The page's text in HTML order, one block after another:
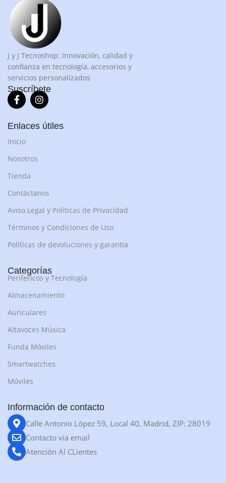
J y J Tecnoshop: Innovación, calidad y
confianza en tecnología, accesorios y
servicios personalizados
Suscríbete
Enlaces útiles
Inicio
Nosotros
Tienda
Contáctanos
Aviso Legal y Políticas de Privacidad
Términos y Condiciones de Uso
Políticas de devoluciones y garantía
Categorías
Perifericos y Tecnología
Almacenamiento
Auriculares
Altavoces Música
Funda Móviles
Smartwatches
Móviles
Información de contacto
Calle Antonio López 59, Local 40, Madrid, ZIP: 28019
Contacto via email
Atención Al CLientes